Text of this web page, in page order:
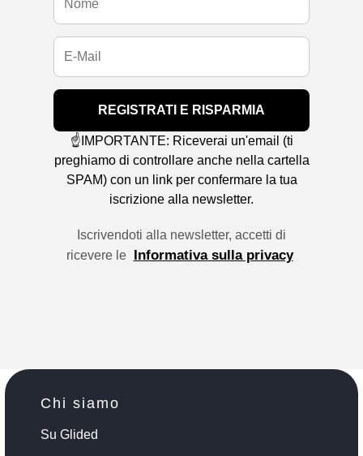
REGISTRATI E RISPARMIA
☝️IMPORTANTE: Riceverai un'email (ti
preghiamo di controllare anche nella cartella
SPAM) con un link per confermare la tua
iscrizione alla newsletter.
Iscrivendoti alla newsletter, accetti di
ricevere le Informativa sulla privacy
Chi siamo
Su Glided